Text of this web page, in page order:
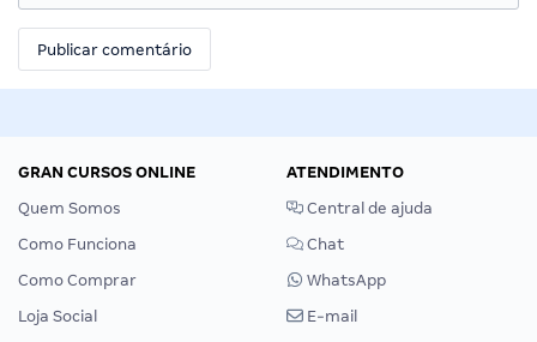
GRAN CURSOS ONLINE
Quem Somos
Como Funciona
Como Comprar
Loja Social
ATENDIMENTO
Central de ajuda
Chat
WhatsApp
E-mail